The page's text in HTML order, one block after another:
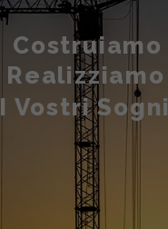
Costruiamo
Realizziamo
I Vostri Sogni